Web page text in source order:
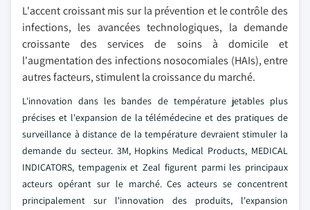
L'accent croissant mis sur la prévention et le contrôle des
infections, les avancées technologiques, la demande
croissante des services de soins à domicile et
l'augmentation des infections nosocomiales (HAIs), entre
autres facteurs, stimulent la croissance du marché.
L'innovation dans les bandes de température jetables plus
précises et l'expansion de la télémédecine et des pratiques de
surveillance à distance de la température devraient stimuler la
demande du secteur. 3M, Hopkins Medical Products, MEDICAL
INDICATORS, tempagenix et Zeal figurent parmi les principaux
acteurs opérant sur le marché. Ces acteurs se concentrent
principalement sur l'innovation des produits, l'expansion